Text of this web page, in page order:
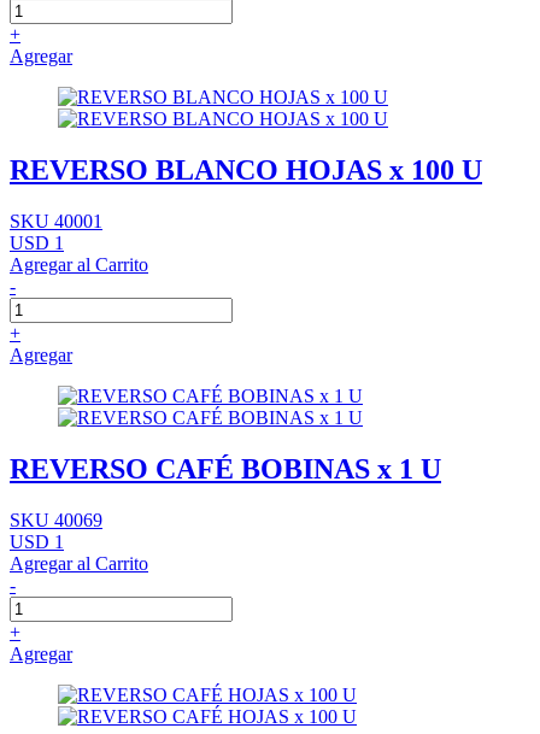
+
Agregar
REVERSO BLANCO HOJAS x 100 U
SKU 40001
USD 1
Agregar al Carrito
-
+
Agregar
REVERSO CAFÉ BOBINAS x 1 U
SKU 40069
USD 1
Agregar al Carrito
-
+
Agregar